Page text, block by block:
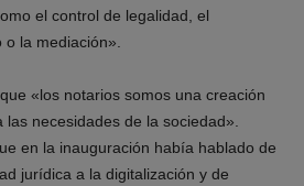
el control de legalidad, el
la mediación».
«los notarios somos una creación
necesidades de la sociedad».
en la inauguración había hablado de
jurídica a la digitalización y de